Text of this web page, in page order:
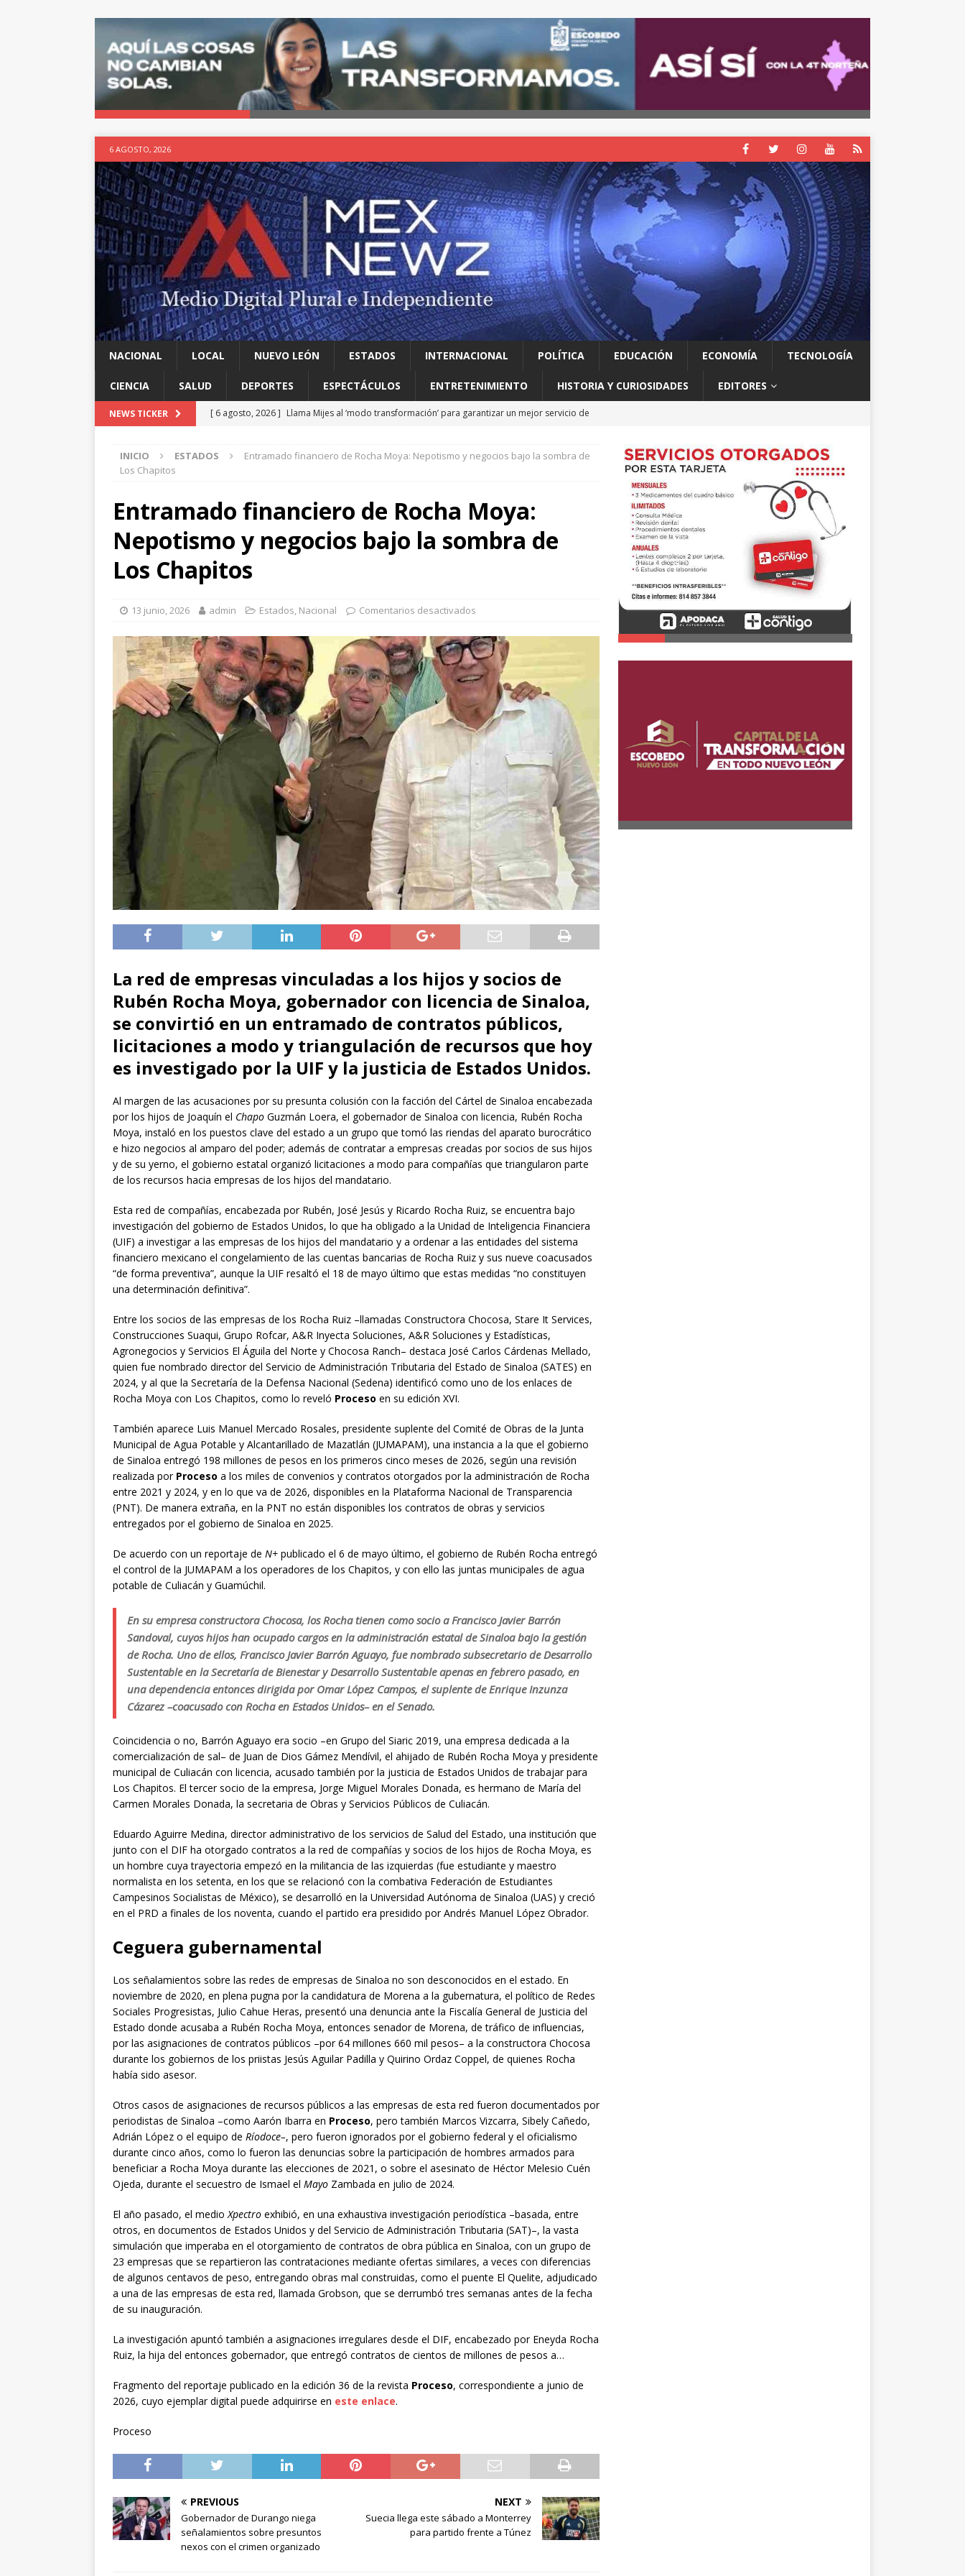
6 AGOSTO, 2026
NACIONAL LOCAL NUEVO LEÓN ESTADOS INTERNACIONAL POLÍTICA EDUCACIÓN ECONOMÍA TECNOLOGÍA
CIENCIA SALUD DEPORTES ESPECTÁCULOS ENTRETENIMIENTO HISTORIA Y CURIOSIDADES EDITORES
NEWS TICKER [ 6 agosto, 2026 ] Llama Mijes al ‘modo transformación’ para garantizar un mejor servicio de
[ 6 agosto, 2026 ] Ya cantó el gallo
HISTORIA Y CURIOSIDADES
energía limpia en Tamaulipas
ESTADOS
[ 6 agosto, 2026 ] A Estado no le importan las personas vulnerables: Waldo
LOCAL
[ 6 agosto, 2026 ]
INICIO ESTADOS
Entramado financiero de Rocha Moya: Nepotismo y negocios bajo la sombra de
Los Chapitos
Entramado financiero de Rocha Moya:
Nepotismo y negocios bajo la sombra de
Los Chapitos
13 junio, 2026 admin Estados, Nacional Comentarios desactivados
La red de empresas vinculadas a los hijos y socios de
Rubén Rocha Moya, gobernador con licencia de Sinaloa,
se convirtió en un entramado de contratos públicos,
licitaciones a modo y triangulación de recursos que hoy
es investigado por la UIF y la justicia de Estados Unidos.
Al margen de las acusaciones por su presunta colusión con la facción del Cártel de Sinaloa encabezada
por los hijos de Joaquín el Chapo Guzmán Loera, el gobernador de Sinaloa con licencia, Rubén Rocha
Moya, instaló en los puestos clave del estado a un grupo que tomó las riendas del aparato burocrático
e hizo negocios al amparo del poder; además de contratar a empresas creadas por socios de sus hijos
y de su yerno, el gobierno estatal organizó licitaciones a modo para compañías que triangularon parte
de los recursos hacia empresas de los hijos del mandatario.
Esta red de compañías, encabezada por Rubén, José Jesús y Ricardo Rocha Ruiz, se encuentra bajo
investigación del gobierno de Estados Unidos, lo que ha obligado a la Unidad de Inteligencia Financiera
(UIF) a investigar a las empresas de los hijos del mandatario y a ordenar a las entidades del sistema
financiero mexicano el congelamiento de las cuentas bancarias de Rocha Ruiz y sus nueve coacusados
“de forma preventiva”, aunque la UIF resaltó el 18 de mayo último que estas medidas “no constituyen
una determinación definitiva”.
Entre los socios de las empresas de los Rocha Ruiz –llamadas Constructora Chocosa, Stare It Services,
Construcciones Suaqui, Grupo Rofcar, A&R Inyecta Soluciones, A&R Soluciones y Estadísticas,
Agronegocios y Servicios El Águila del Norte y Chocosa Ranch– destaca José Carlos Cárdenas Mellado,
quien fue nombrado director del Servicio de Administración Tributaria del Estado de Sinaloa (SATES) en
2024, y al que la Secretaría de la Defensa Nacional (Sedena) identificó como uno de los enlaces de
Rocha Moya con Los Chapitos, como lo reveló Proceso en su edición XVI.
También aparece Luis Manuel Mercado Rosales, presidente suplente del Comité de Obras de la Junta
Municipal de Agua Potable y Alcantarillado de Mazatlán (JUMAPAM), una instancia a la que el gobierno
de Sinaloa entregó 198 millones de pesos en los primeros cinco meses de 2026, según una revisión
realizada por Proceso a los miles de convenios y contratos otorgados por la administración de Rocha
entre 2021 y 2024, y en lo que va de 2026, disponibles en la Plataforma Nacional de Transparencia
(PNT). De manera extraña, en la PNT no están disponibles los contratos de obras y servicios
entregados por el gobierno de Sinaloa en 2025.
De acuerdo con un reportaje de N+ publicado el 6 de mayo último, el gobierno de Rubén Rocha entregó
el control de la JUMAPAM a los operadores de los Chapitos, y con ello las juntas municipales de agua
potable de Culiacán y Guamúchil.
En su empresa constructora Chocosa, los Rocha tienen como socio a Francisco Javier Barrón
Sandoval, cuyos hijos han ocupado cargos en la administración estatal de Sinaloa bajo la gestión
de Rocha. Uno de ellos, Francisco Javier Barrón Aguayo, fue nombrado subsecretario de Desarrollo
Sustentable en la Secretaría de Bienestar y Desarrollo Sustentable apenas en febrero pasado, en
una dependencia entonces dirigida por Omar López Campos, el suplente de Enrique Inzunza
Cázarez –coacusado con Rocha en Estados Unidos– en el Senado.
Coincidencia o no, Barrón Aguayo era socio –en Grupo del Siaric 2019, una empresa dedicada a la
comercialización de sal– de Juan de Dios Gámez Mendívil, el ahijado de Rubén Rocha Moya y presidente
municipal de Culiacán con licencia, acusado también por la justicia de Estados Unidos de trabajar para
Los Chapitos. El tercer socio de la empresa, Jorge Miguel Morales Donada, es hermano de María del
Carmen Morales Donada, la secretaria de Obras y Servicios Públicos de Culiacán.
Eduardo Aguirre Medina, director administrativo de los servicios de Salud del Estado, una institución que
junto con el DIF ha otorgado contratos a la red de compañías y socios de los hijos de Rocha Moya, es
un hombre cuya trayectoria empezó en la militancia de las izquierdas (fue estudiante y maestro
normalista en los setenta, en los que se relacionó con la combativa Federación de Estudiantes
Campesinos Socialistas de México), se desarrolló en la Universidad Autónoma de Sinaloa (UAS) y creció
en el PRD a finales de los noventa, cuando el partido era presidido por Andrés Manuel López Obrador.
Ceguera gubernamental
Los señalamientos sobre las redes de empresas de Sinaloa no son desconocidos en el estado. En
noviembre de 2020, en plena pugna por la candidatura de Morena a la gubernatura, el político de Redes
Sociales Progresistas, Julio Cahue Heras, presentó una denuncia ante la Fiscalía General de Justicia del
Estado donde acusaba a Rubén Rocha Moya, entonces senador de Morena, de tráfico de influencias,
por las asignaciones de contratos públicos –por 64 millones 660 mil pesos– a la constructora Chocosa
durante los gobiernos de los priistas Jesús Aguilar Padilla y Quirino Ordaz Coppel, de quienes Rocha
había sido asesor.
Otros casos de asignaciones de recursos públicos a las empresas de esta red fueron documentados por
periodistas de Sinaloa –como Aarón Ibarra en Proceso, pero también Marcos Vizcarra, Sibely Cañedo,
Adrián López o el equipo de Ríodoce–, pero fueron ignorados por el gobierno federal y el oficialismo
durante cinco años, como lo fueron las denuncias sobre la participación de hombres armados para
beneficiar a Rocha Moya durante las elecciones de 2021, o sobre el asesinato de Héctor Melesio Cuén
Ojeda, durante el secuestro de Ismael el Mayo Zambada en julio de 2024.
El año pasado, el medioXpectro exhibió, en una exhaustiva investigación periodística –basada, entre
otros, en documentos de Estados Unidos y del Servicio de Administración Tributaria (SAT)–, la vasta
simulación que imperaba en el otorgamiento de contratos de obra pública en Sinaloa, con un grupo de
23 empresas que se repartieron las contrataciones mediante ofertas similares, a veces con diferencias
de algunos centavos de peso, entregando obras mal construidas, como el puente El Quelite, adjudicado
a una de las empresas de esta red, llamada Grobson, que se derrumbó tres semanas antes de la fecha
de su inauguración.
La investigación apuntó también a asignaciones irregulares desde el DIF, encabezado por Eneyda Rocha
Ruiz, la hija del entonces gobernador, que entregó contratos de cientos de millones de pesos a…
Fragmento del reportaje publicado en la edición 36 de la revista Proceso, correspondiente a junio de
2026, cuyo ejemplar digital puede adquirirse en este enlace.
Proceso
PREVIOUS
Gobernador de Durango niega
señalamientos sobre presuntos
nexos con el crimen organizado
NEXT
Suecia llega este sábado a Monterrey
para partido frente a Túnez